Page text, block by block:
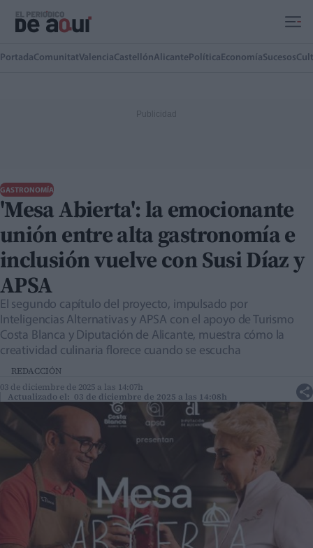
PortadaComunitatValenciaCastellónAlicante Política EconomíaSucesos
GASTRONOMÍA
'Mesa Abierta': la emocionante
unión entre alta gastronomía e
inclusión vuelve con Susi Díaz y
APSA
El segundo capítulo del proyecto, impulsado por
Inteligencias Alternativas y APSA con el apoyo de Turismo
Costa Blanca y Diputación de Alicante, muestra cómo la
creatividad culinaria florece cuando se escucha
REDACCIÓN
03 de diciembre de 2025 a las 14:07h
Actualizado el: 03 de diciembre de 2025 a las 14:08h